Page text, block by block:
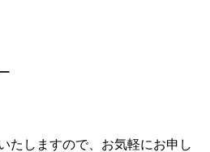
たしますので、お気軽にお申し